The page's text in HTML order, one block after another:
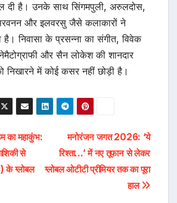
दी है। उनके साथ सिंगमपुली, अरुलदोस,
और इलवरसु जैसे कलाकारों ने
है। निवासा के प्रसन्ना का संगीत, विवेक
और सैन लोकेश की शानदार
निखारने में कोई कसर नहीं छोड़ी है।
मनोरंजन जगत 2026: ‘ये
रिश्ता…’ में नए तूफान से लेकर
ग्लोबल ओटीटी प्रीमियर तक का पूरा
हाल
का महाकुंभ:
से
के ग्लोबल